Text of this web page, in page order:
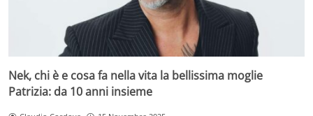
Nek, chi è e cosa fa nella vita la bellissima moglie
Patrizia: da 10 anni insieme